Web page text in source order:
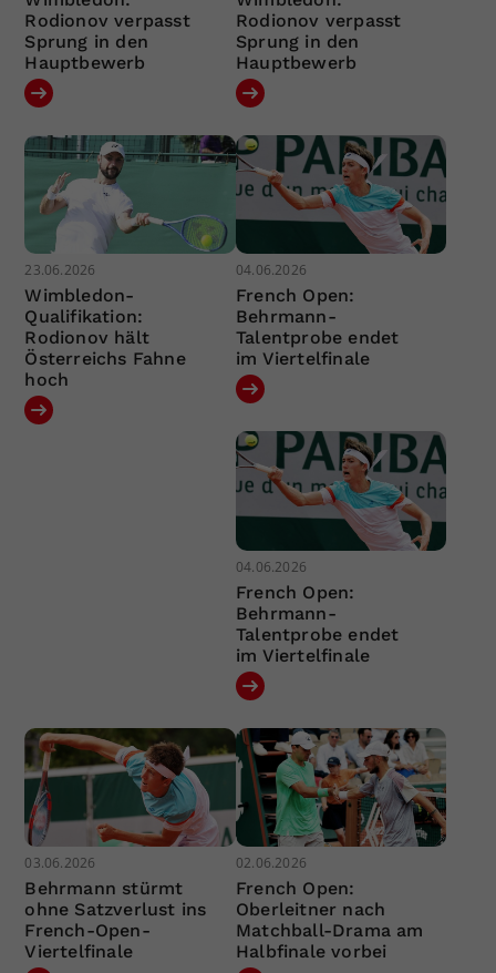
Rodionov verpasst
Sprung in den
Hauptbewerb
Rodionov verpasst
Sprung in den
Hauptbewerb
23.06.2026
Wimbledon-
Qualifikation:
Rodionov hält
Österreichs Fahne
hoch
04.06.2026
French Open:
Behrmann-
Talentprobe endet
im Viertelfinale
04.06.2026
French Open:
Behrmann-
Talentprobe endet
im Viertelfinale
03.06.2026
Behrmann stürmt
ohne Satzverlust ins
French-Open-
Viertelfinale
02.06.2026
French Open:
Oberleitner nach
Matchball-Drama am
Halbfinale vorbei